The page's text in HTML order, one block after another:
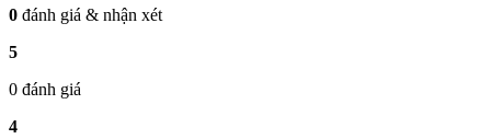
0 đánh giá & nhận xét
5
0 đánh giá
4